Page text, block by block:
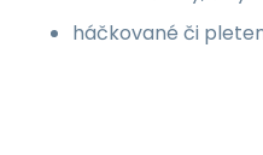
háčkované či